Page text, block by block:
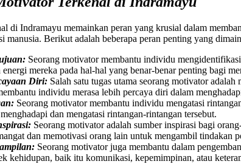
di Indramayu memainkan peran yang krusial dalam
manusia. Berikut adalah beberapa peran penting yang
Seorang motivator membantu individu
mereka pada hal-hal yang benar-benar penting bagi
Diri: Salah satu tugas utama seorang motivator
individu merasa lebih percaya diri dalam
Seorang motivator membantu individu mengatasi
dan mengatasi rintangan-rintangan tersebut.
Seorang motivator adalah sumber inspirasi bagi
dan memotivasi orang lain untuk mengambil tindakan
Seorang motivator juga membantu dalam
kehidupan, baik itu komunikasi, kepemimpinan, atau